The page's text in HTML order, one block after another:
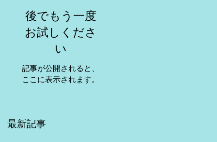
後でもう一度
お試しくださ
い
記事が公開されると、
ここに表示されます。
最新記事